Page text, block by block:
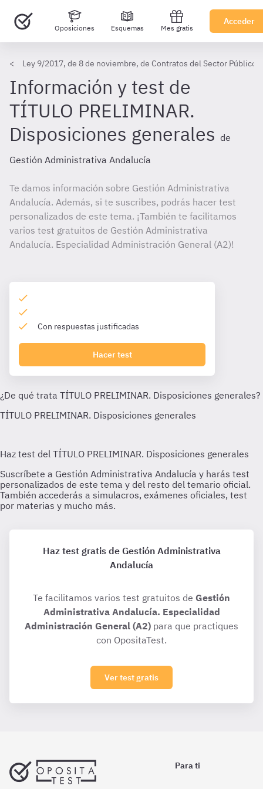
Oposiciones Esquemas Mes gratis
Acceder
Ley 9/2017, de 8 de noviembre, de Contratos del Sector
Información y test de
TÍTULO PRELIMINAR.
Disposiciones generales de
Gestión Administrativa Andalucía
Te damos información sobre Gestión Administrativa
Andalucía. Además, si te suscribes, podrás hacer test
personalizados de este tema. ¡También te facilitamos
varios test gratuitos de Gestión Administrativa
Andalucía. Especialidad Administración General (A2)!
Con respuestas justificadas
Hacer test
Haz test gratis de Gestión Administrativa
Andalucía
Te facilitamos varios test gratuitos de Gestión
Administrativa Andalucía. Especialidad
Administración General (A2) para que practiques
con OpositaTest.
Ver test gratis
Para ti